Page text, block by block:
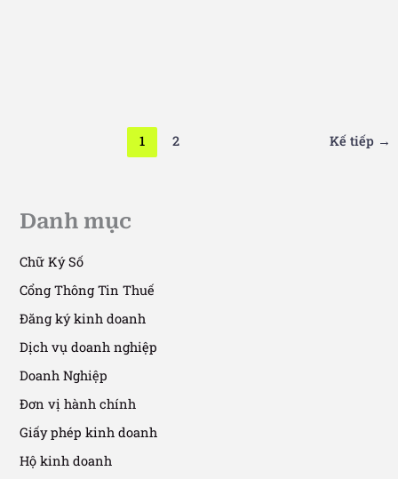
1 2 Kế tiếp →
Danh mục
Chữ Ký Số
Cổng Thông Tin Thuế
Đăng ký kinh doanh
Dịch vụ doanh nghiệp
Doanh Nghiệp
Đơn vị hành chính
Giấy phép kinh doanh
Hộ kinh doanh